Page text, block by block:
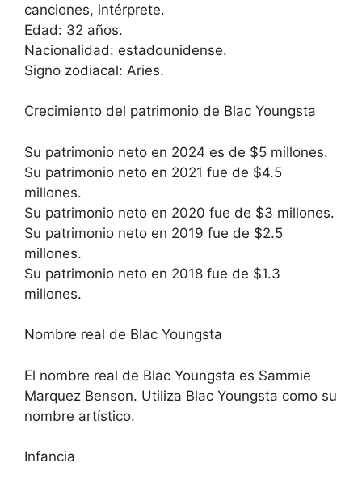
canciones, intérprete.
Edad: 32 años.
Nacionalidad: estadounidense.
Signo zodiacal: Aries.
Crecimiento del patrimonio de Blac Youngsta
Su patrimonio neto en 2024 es de $5 millones.
Su patrimonio neto en 2021 fue de $4.5
millones.
Su patrimonio neto en 2020 fue de $3 millones.
Su patrimonio neto en 2019 fue de $2.5
millones.
Su patrimonio neto en 2018 fue de $1.3
millones.
Nombre real de Blac Youngsta
El nombre real de Blac Youngsta es Sammie
Marquez Benson. Utiliza Blac Youngsta como su
nombre artístico.
Infancia